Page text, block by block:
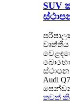
SUV
ස්ථාපන
Audi
තවත්